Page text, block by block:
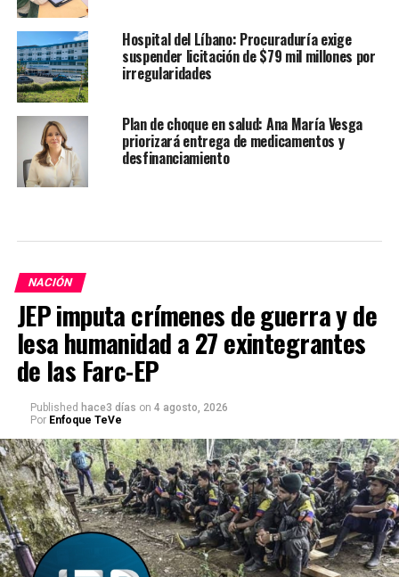
Hospital del Líbano: Procuraduría exige
suspender licitación de $79 mil millones por
irregularidades
Plan de choque en salud: Ana María Vesga
priorizará entrega de medicamentos y
desfinanciamiento
NACIÓN
JEP imputa crímenes de guerra y de
lesa humanidad a 27 exintegrantes
de las Farc-EP
Published hace3 días on 4 agosto, 2026
Por Enfoque TeVe